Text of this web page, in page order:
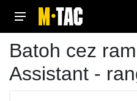
Batoh cez
Assistant -